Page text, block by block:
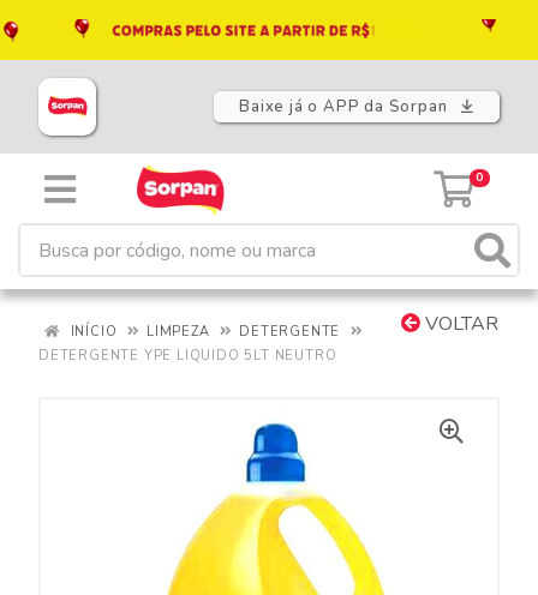
Baixe já o APP da Sorpan
0
VOLTAR
INÍCIO LIMPEZA
DETERGENTE
DETERGENTE YPE LIQUIDO 5LT NEUTRO